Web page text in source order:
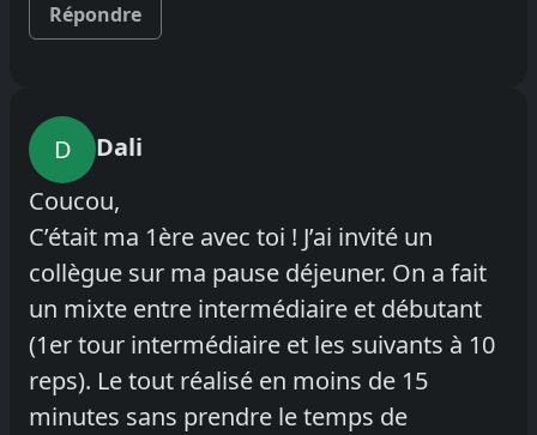
Répondre
D
Dali
Coucou,
C’était ma 1ère avec toi ! J’ai invité un
collègue sur ma pause déjeuner. On a fait
un mixte entre intermédiaire et débutant
(1er tour intermédiaire et les suivants à 10
reps). Le tout réalisé en moins de 15
minutes sans prendre le temps de